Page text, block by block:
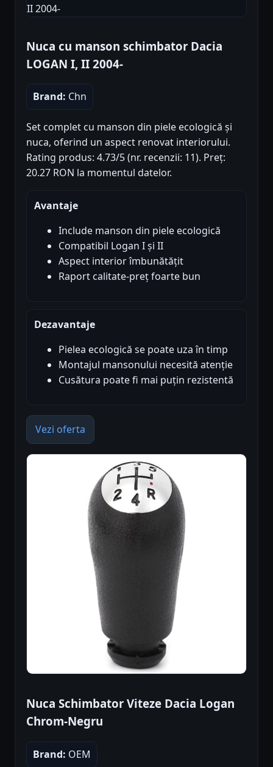
Nuca cu manson schimbator Dacia
LOGAN I, II 2004-
Brand: Chn
Set complet cu manson din piele ecologică și
nuca, oferind un aspect renovat interiorului.
Rating produs: 4.73/5 (nr. recenzii: 11). Preț:
20.27 RON la momentul datelor.
Avantaje
Include manson din piele ecologică
Compatibil Logan I și II
Aspect interior îmbunătățit
Raport calitate-preț foarte bun
Dezavantaje
Pielea ecologică se poate uza în timp
Montajul mansonului necesită atenție
Cusătura poate fi mai puțin rezistentă
Vezi oferta
Nuca Schimbator Viteze Dacia Logan
Chrom-Negru
Brand: OEM